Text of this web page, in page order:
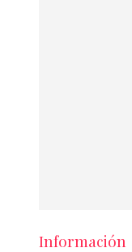
Información